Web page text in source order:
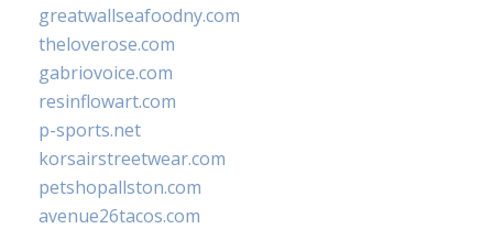
greatwallseafoodny.com
theloverose.com
gabriovoice.com
resinflowart.com
p-sports.net
korsairstreetwear.com
petshopallston.com
avenue26tacos.com